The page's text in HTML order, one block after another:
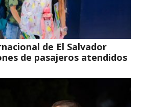
de El Salvador
de pasajeros atendidos